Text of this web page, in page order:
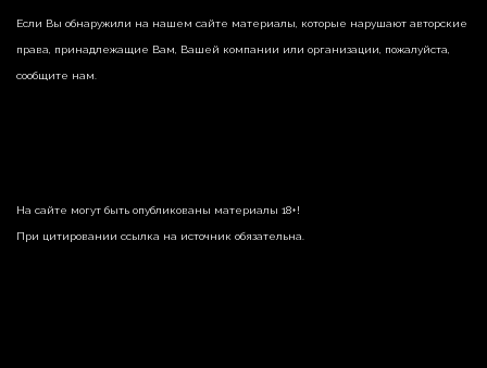
Если Вы обнаружили на нашем сайте материалы, которые нарушают авторские
права, принадлежащие Вам, Вашей компании или организации, пожалуйста,
сообщите нам.
На сайте могут быть опубликованы материалы 18+!
При цитировании ссылка на источник обязательна.